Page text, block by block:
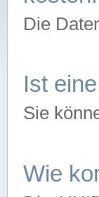
Die
Ist
Sie
Wie